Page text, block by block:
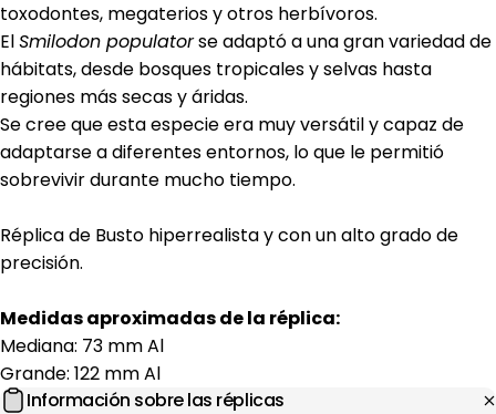
toxodontes, megaterios y otros herbívoros.
ElSmilodon populatorse adaptó a una gran variedad de
hábitats, desde bosques tropicales y selvas hasta
regiones más secas y áridas.
Se cree que esta especie era muy versátil y capaz de
adaptarse a diferentes entornos, lo que le permitió
sobrevivir durante mucho tiempo.
Réplica de Busto hiperrealista y con un alto grado de
precisión.
Medidas aproximadas de la réplica:
Mediana: 73 mm Al
Grande: 122 mm Al
Información sobre las réplicas